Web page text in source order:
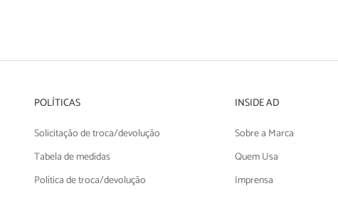
POLÍTICAS
Solicitação de troca/devolução
Tabela de medidas
Política de troca/devolução
INSIDE AD
Sobre a Marca
Quem Usa
Imprensa